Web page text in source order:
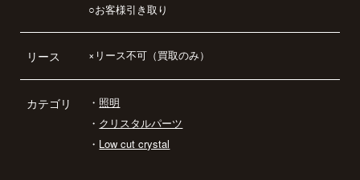
○お客様引き取り
リース ×リース不可（買取のみ）
カテゴリ ・ 照明
・ クリスタルパーツ
・ Low cut crystal